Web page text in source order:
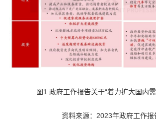
图1 政府工作报告关于“着力扩大国内
资料来源：2023年政府工作报